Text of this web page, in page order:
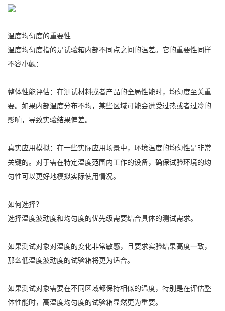
温度均匀度的重要性
温度均匀度指的是试验箱内部不同点之间的温差。它的重要性同样
不容小觑：
整体性能评估：在测试材料或者产品的全局性能时，均匀度至关重
要。如果内部温度分布不均，某些区域可能会遭受过热或者过冷的
影响，导致实验结果偏差。
真实应用模拟：在一些实际应用场景中，环境温度的均匀性是非常
关键的。对于需在特定温度范围内工作的设备，确保试验环境的均
匀性可以更好地模拟实际使用情况。
如何选择？
选择温度波动度和均匀度的优先级需要结合具体的测试需求。
如果测试对象对温度的变化非常敏感，且要求实验结果高度一致，
那么低温度波动度的试验箱将更为适合。
如果测试对象需要在不同区域都保持相似的温度，特别是在评估整
体性能时，高温度均匀度的试验箱显然更为重要。